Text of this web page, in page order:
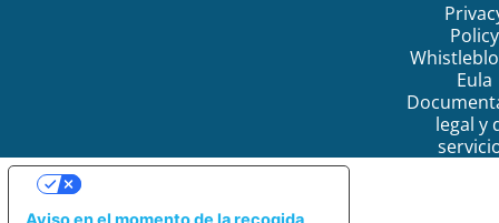
Policy
Eula
legal y